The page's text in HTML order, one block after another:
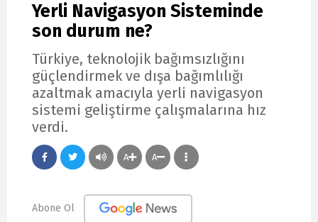
Yerli Navigasyon Sisteminde
son durum ne?
Türkiye, teknolojik bağımsızlığını
güçlendirmek ve dışa bağımlılığı
azaltmak amacıyla yerli navigasyon
sistemi geliştirme çalışmalarına hız
verdi.
A A
Abone Ol